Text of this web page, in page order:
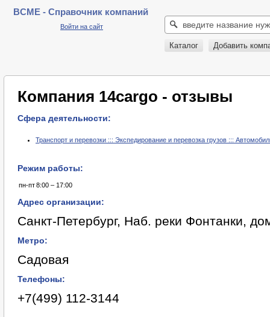
BCME - Справочник компаний
Войти на сайт
Каталог Добавить
Компания 14cargo - отзывы
Сфера деятельности:
Транспорт и перевозки ::: Экспедирование и перевозка грузов :::
Режим работы:
пн-пт8:00 – 17:00
Адрес организации:
Санкт-Петербург, Наб. реки Фонтанки,
Метро:
Садовая
Телефоны:
+7(499) 112-3144